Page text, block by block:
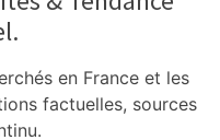
en France et les
factuelles, sources